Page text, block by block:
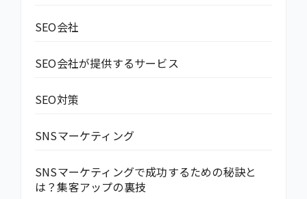
SEO会社
SEO会社が提供するサービス
SEO対策
SNSマーケティング
SNSマーケティングで成功するための秘訣と
は？集客アップの裏技